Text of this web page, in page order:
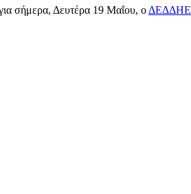
σήμερα, Δευτέρα 19 Μαΐου, ο ΔΕΔΔΗΕ